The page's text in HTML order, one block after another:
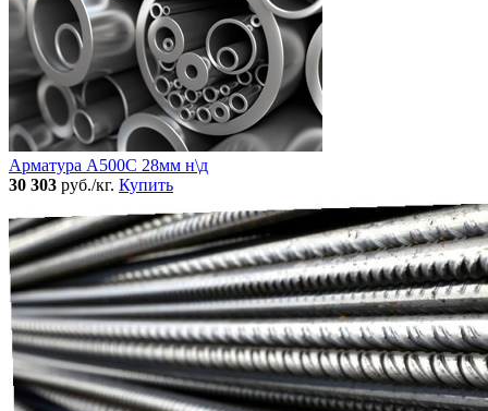
Арматура А500С 28мм н\д
30 303 руб./кг. Купить